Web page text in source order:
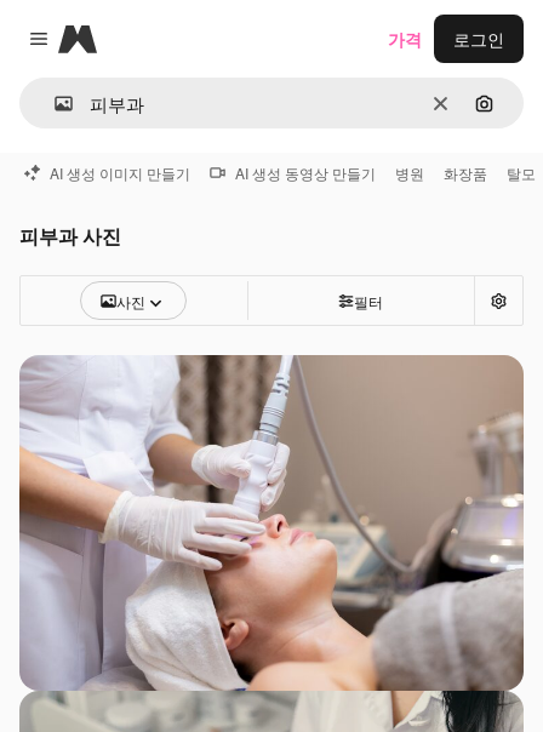
Close menu
Magnific
지우기이미지
가격 로그인
AI 생성 이미지 만들기 AI 생성 동영상 만들기 병원 화장품 탈모
피부과 사진
사진 필터